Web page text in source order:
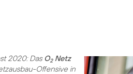
2020: Das O2Netz
Offensive in